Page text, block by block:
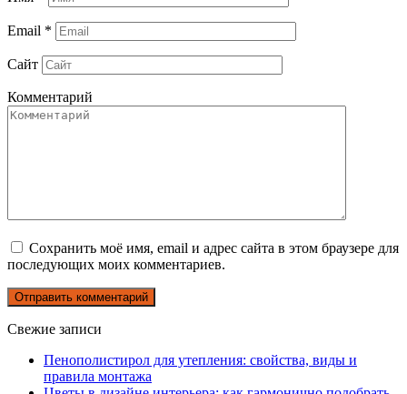
Email *
Сайт
Комментарий
Сохранить моё имя, email и адрес сайта в этом браузере для
последующих моих комментариев.
Свежие записи
Пенополистирол для утепления: свойства, виды и
правила монтажа